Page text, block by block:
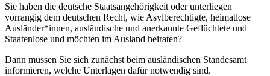
Sie haben die deutsche Staatsangehörigkeit oder unterliegen
vorrangig dem deutschen Recht, wie Asylberechtigte, heimatlose
Ausländer*innen, ausländische und anerkannte Geflüchtete und
Staatenlose und möchten im Ausland heiraten?
Dann müssen Sie sich zunächst beim ausländischen Standesamt
informieren, welche Unterlagen dafür notwendig sind.